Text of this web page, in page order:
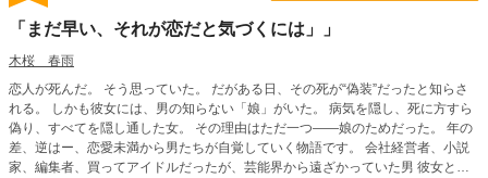
「まだ早い、それが恋だと気づくには」」
木桜 春雨
恋人が死んだ。 そう思っていた。 だがある日、その死が“偽装”だったと知らさ
れる。 しかも彼女には、男の知らない「娘」がいた。 病気を隠し、死に方すら
偽り、すべてを隠し通した女。 その理由はただ一つ――娘のためだった。 年の
差、逆はー、恋愛未満から男たちが自覚していく物語です。 会社経営者、小説
家、編集者、買ってアイドルだったが、芸能界から遠ざかっていた男 彼女と出